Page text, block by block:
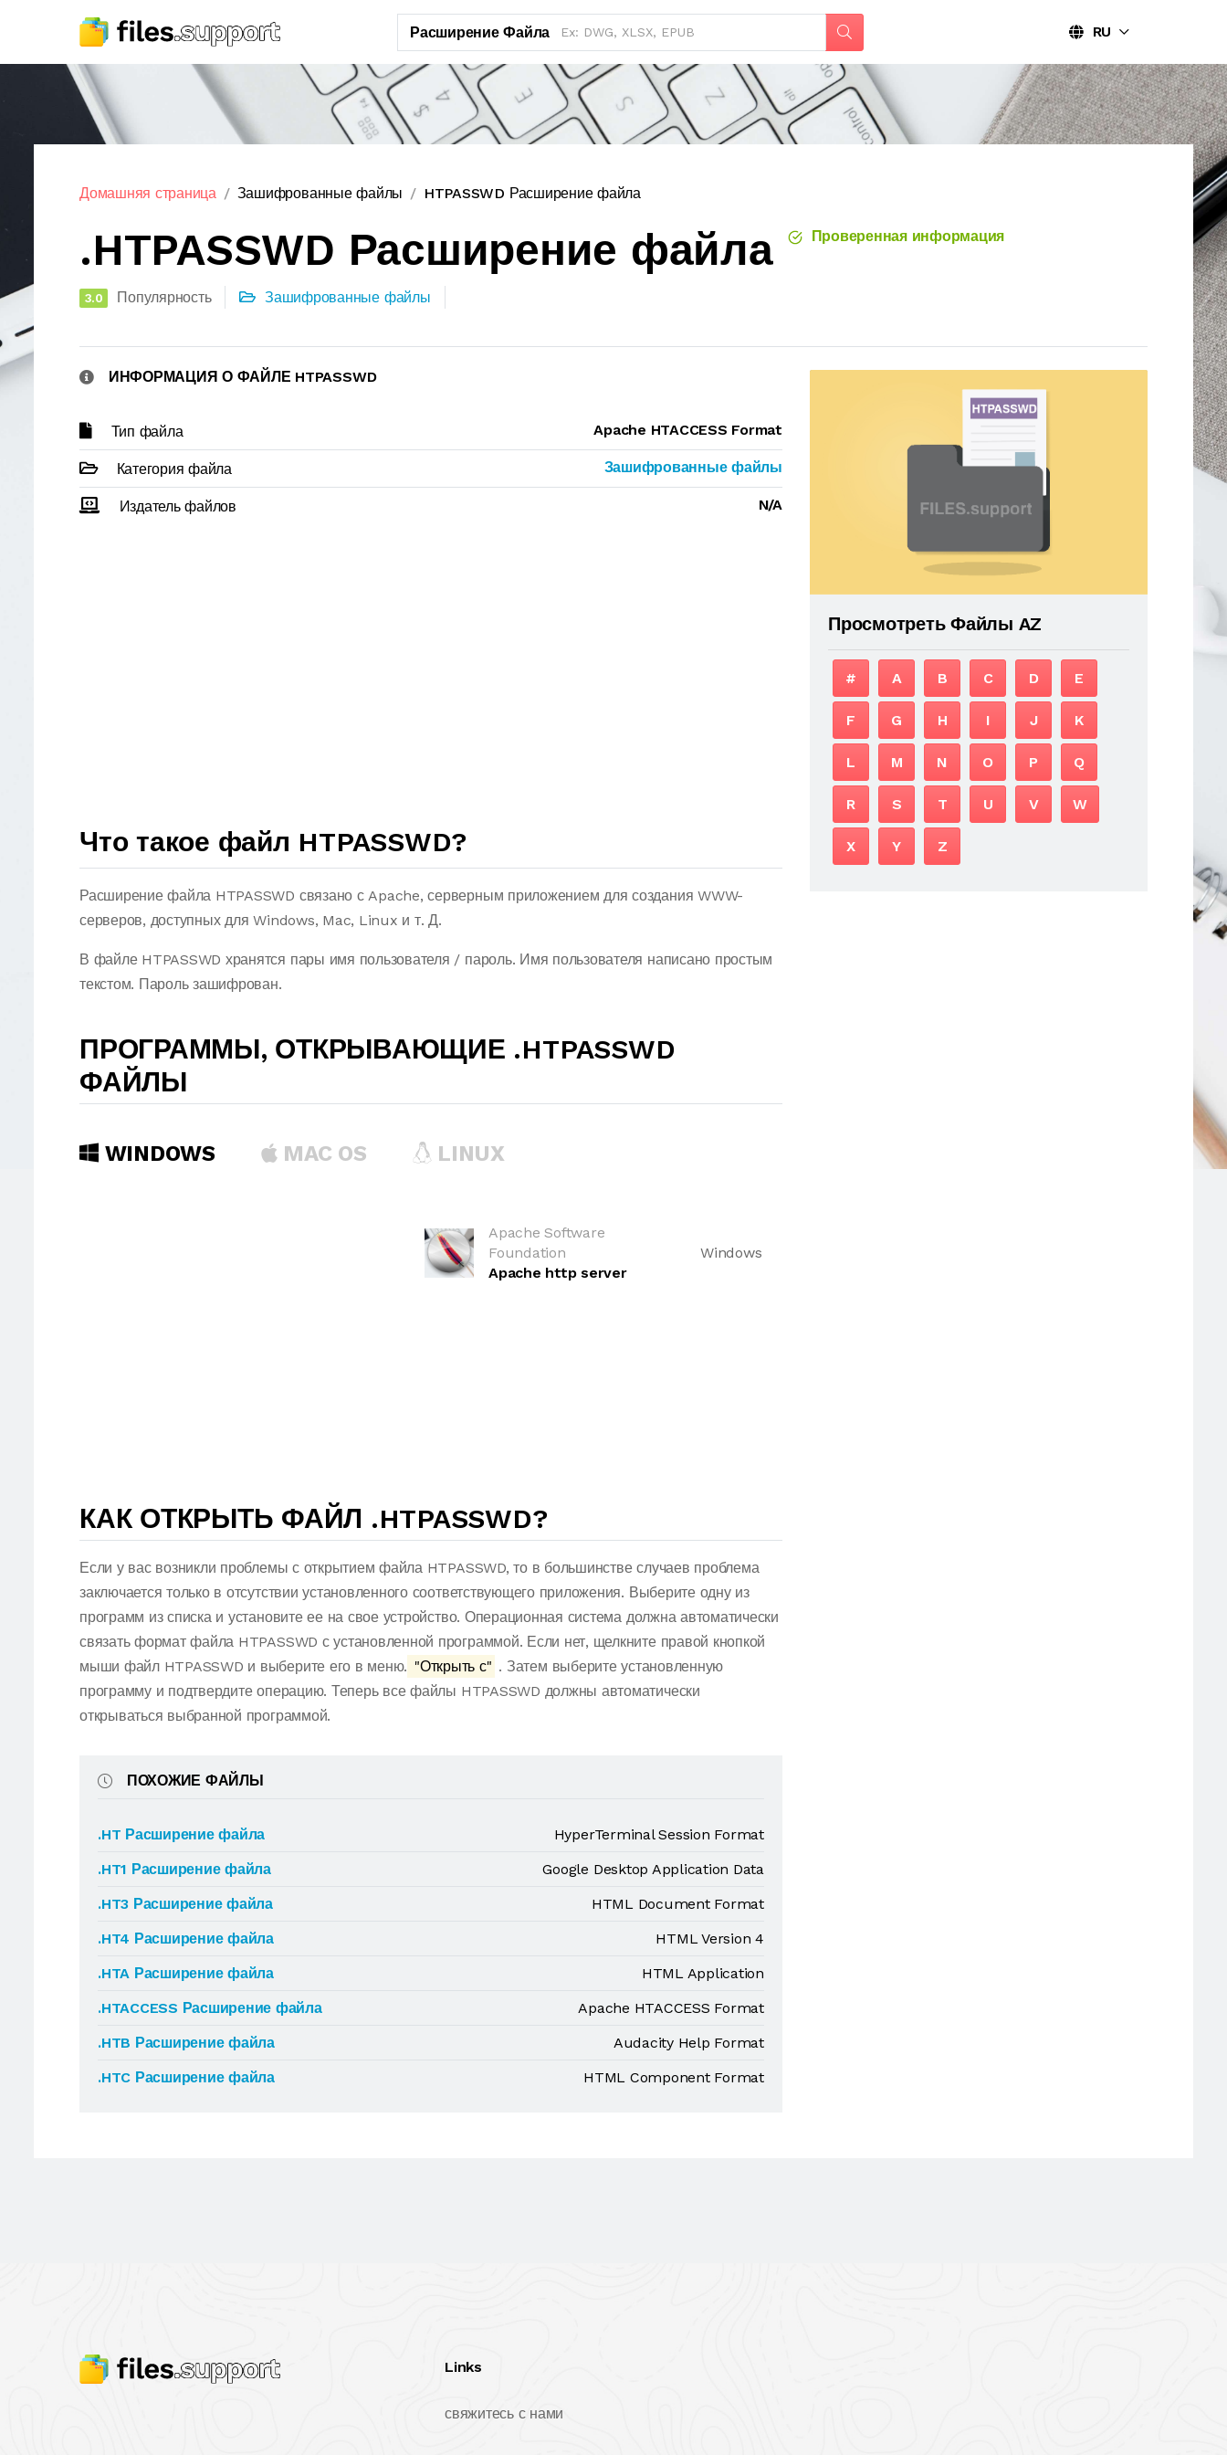
Расширение Файла RU
Домашняя страница Зашифрованные файлы HTPASSWD Расширение файла
.HTPASSWD Расширение файла Проверенная информация
3.0 Популярность Зашифрованные файлы
ИНФОРМАЦИЯ О ФАЙЛЕ HTPASSWD
Тип файла Apache HTACCESS Format
Категория файла Зашифрованные файлы
Издатель файлов N/A
Что такое файл HTPASSWD?
Расширение файла HTPASSWD связано с Apache, серверным приложением для создания WWW-
серверов, доступных для Windows, Mac, Linux и т. Д.
В файле HTPASSWD хранятся пары имя пользователя / пароль. Имя пользователя написано простым
текстом. Пароль зашифрован.
ПРОГРАММЫ, ОТКРЫВАЮЩИЕ .HTPASSWD
ФАЙЛЫ
WINDOWS MAC OS LINUX
Apache Software
Foundation
Apache http server
Windows
КАК ОТКРЫТЬ ФАЙЛ .HTPASSWD?
Если у вас возникли проблемы с открытием файла HTPASSWD, то в большинстве случаев проблема
заключается только в отсутствии установленного соответствующего приложения. Выберите одну из
программ из списка и установите ее на свое устройство. Операционная система должна автоматически
связать формат файла HTPASSWD с установленной программой. Если нет, щелкните правой кнопкой
мыши файл HTPASSWD и выберите его в меню. "Открыть с" . Затем выберите установленную
программу и подтвердите операцию. Теперь все файлы HTPASSWD должны автоматически
открываться выбранной программой.
ПОХОЖИЕ ФАЙЛЫ
.HT Расширение файла
HyperTerminal Session Format
.HT1 Расширение файла
Google Desktop Application Data
.HT3 Расширение файла
HTML Document Format
.HT4 Расширение файла
HTML Version 4
.HTA Расширение файла
HTML Application
.HTACCESS Расширение файла
Apache HTACCESS Format
.HTB Расширение файла
Audacity Help Format
.HTC Расширение файла
HTML Component Format
Просмотреть Файлы AZ
# A B C D E
F G H I J K
L M N O P Q
R S T U V W
X Y Z
Links
свяжитесь с нами